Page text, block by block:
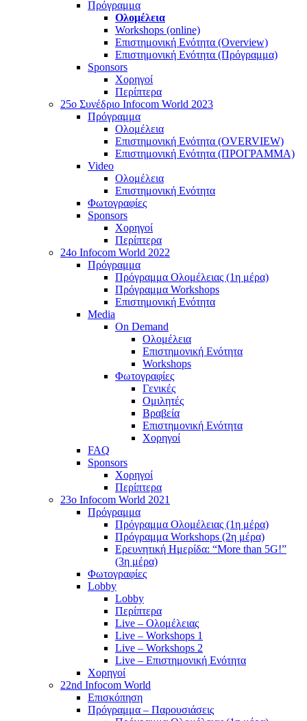
Πρόγραμμα
Ολομέλεια
Workshops (online)
Επιστημονική Ενότητα (Overview)
Επιστημονική Ενότητα (Πρόγραμμα)
Sponsors
Χορηγοί
Περίπτερα
25o Συνέδριο Infocom World 2023
Πρόγραμμα
Ολομέλεια
Επιστημονική Ενότητα (OVERVIEW)
Επιστημονική Ενότητα (ΠΡΟΓΡΑΜΜΑ)
Video
Ολομέλεια
Επιστημονική Ενότητα
Φωτογραφίες
Sponsors
Χορηγοί
Περίπτερα
24o Infocom World 2022
Πρόγραμμα
Πρόγραμμα Ολομέλειας (1η μέρα)
Πρόγραμμα Workshops
Επιστημονική Ενότητα
Media
On Demand
Ολομέλεια
Επιστημονική Ενότητα
Workshops
Φωτογραφίες
Γενικές
Ομιλητές
Βραβεία
Επιστημονική Ενότητα
Χορηγοί
FAQ
Sponsors
Χορηγοί
Περίπτερα
23o Infocom World 2021
Πρόγραμμα
Πρόγραμμα Ολομέλειας (1η μέρα)
Πρόγραμμα Workshops (2η μέρα)
Ερευνητική Ημερίδα: “More than 5G!”
(3η μέρα)
Φωτογραφίες
Lobby
Lobby
Περίπτερα
Live – Ολομέλειας
Live – Workshops 1
Live – Workshops 2
Live – Επιστημονική Ενότητα
Χορηγοί
22nd Infocom World
Επισκόπηση
Πρόγραμμα – Παρουσιάσεις